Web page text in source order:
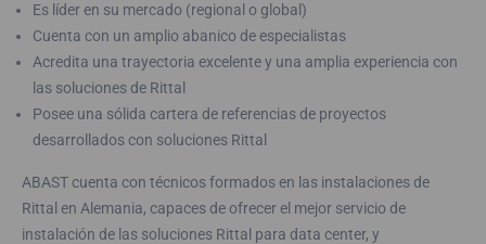
Es líder en su mercado (regional o global)
Cuenta con un amplio abanico de especialistas
Acredita una trayectoria excelente y una amplia experiencia con
las soluciones de Rittal
Posee una sólida cartera de referencias de proyectos
desarrollados con soluciones Rittal
ABAST cuenta con técnicos formados en las instalaciones de
Rittal en Alemania, capaces de ofrecer el mejor servicio de
instalación de las soluciones Rittal para data center, y